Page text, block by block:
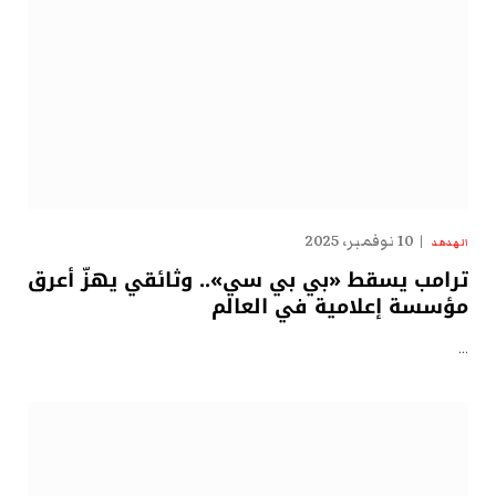
الهدهد 10 نوفمبر، 2025
ترامب يسقط «بي بي سي».. وثائقي يهزّ أعرق
مؤسسة إعلامية في العالم
…